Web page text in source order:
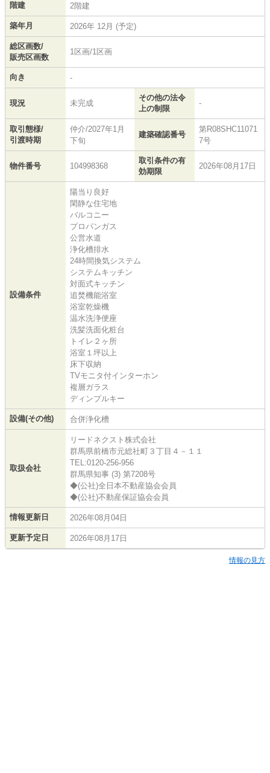
階建 2階建
築年月 2026年 12月 (予定)
総区画数/
販売区画数
1区画/1区画
向き -
現況 未完成
その他の法令
上の制限
-
取引態様/
引渡時期
仲介/2027年1月
下旬
建築確認番号
第R08SHC11071
7号
物件番号 104998368
取引条件の有
効期限
2026年08月17日
設備条件
陽当り良好
閑静な住宅地
バルコニー
プロパンガス
公営水道
浄化槽排水
24時間換気システム
システムキッチン
対面式キッチン
追焚機能浴室
浴室乾燥機
温水洗浄便座
洗髪洗面化粧台
トイレ２ヶ所
浴室１坪以上
床下収納
TVモニタ付インターホン
複層ガラス
ディンプルキー
設備(その他) 合併浄化槽
取扱会社
リードネクスト株式会社
群馬県前橋市元総社町３丁目４－１１
TEL:0120-256-956
群馬県知事 (3) 第7208号
◆(公社)全日本不動産協会会員
◆(公社)不動産保証協会会員
情報更新日 2026年08月04日
更新予定日 2026年08月17日
情報の見方